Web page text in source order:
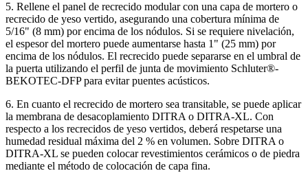
5. Rellene el panel de recrecido modular con una capa de mortero o
recrecido de yeso vertido, asegurando una cobertura mínima de
5/16" (8 mm) por encima de los nódulos. Si se requiere nivelación,
el espesor del mortero puede aumentarse hasta 1" (25 mm) por
encima de los nódulos. El recrecido puede separarse en el umbral de
la puerta utilizando el perfil de junta de movimiento Schluter®-
BEKOTEC-DFP para evitar puentes acústicos.
6. En cuanto el recrecido de mortero sea transitable, se puede aplicar
la membrana de desacoplamiento DITRA o DITRA-XL. Con
respecto a los recrecidos de yeso vertidos, deberá respetarse una
humedad residual máxima del 2 % en volumen. Sobre DITRA o
DITRA-XL se pueden colocar revestimientos cerámicos o de piedra
mediante el método de colocación de capa fina.